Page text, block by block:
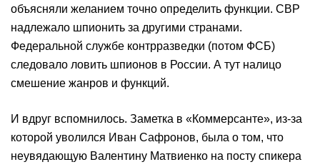
объясняли желанием точно определить функции. СВР
надлежало шпионить за другими странами.
Федеральной службе контрразведки (потом ФСБ)
следовало ловить шпионов в России. А тут налицо
смешение жанров и функций.
И вдруг вспомнилось. Заметка в «Коммерсанте», из-за
которой уволился Иван Сафронов, была о том, что
неувядающую Валентину Матвиенко на посту спикера